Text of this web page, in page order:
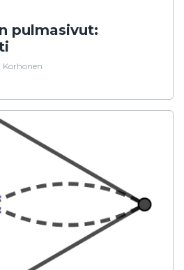
pulmasivut:
Korhonen